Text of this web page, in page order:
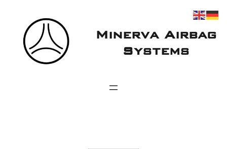
Minerva Airbag
Systems